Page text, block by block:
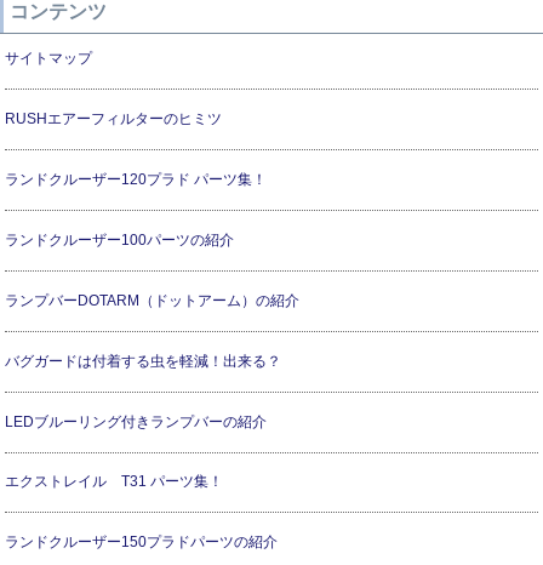
コンテンツ
サイトマップ
RUSHエアーフィルターのヒミツ
ランドクルーザー120プラド パーツ集！
ランドクルーザー100パーツの紹介
ランプバーDOTARM（ドットアーム）の紹介
バグガードは付着する虫を軽減！出来る？
LEDブルーリング付きランプバーの紹介
エクストレイル T31 パーツ集！
ランドクルーザー150プラドパーツの紹介